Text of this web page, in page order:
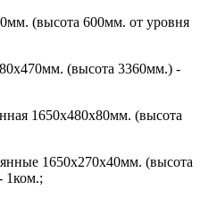
(высота 600мм. от уровня
(высота 3360мм.) -
1650х480х80мм. (высота
1650х270х40мм. (высота
1ком.;